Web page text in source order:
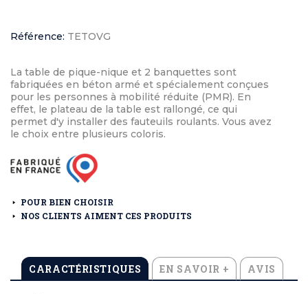
Référence: TETOVG
La table de pique-nique et 2 banquettes sont
fabriquées en béton armé et spécialement conçues
pour les personnes à mobilité réduite (PMR). En
effet, le plateau de la table est rallongé, ce qui
permet d'y installer des fauteuils roulants. Vous avez
le choix entre plusieurs coloris.
POUR BIEN CHOISIR
NOS CLIENTS AIMENT CES PRODUITS
CARACTÉRISTIQUES EN SAVOIR + AVIS